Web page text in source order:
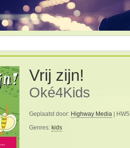
Vrij zijn!
Oké4Kids
Geplaatst door: Highway Media |
Genres: kids